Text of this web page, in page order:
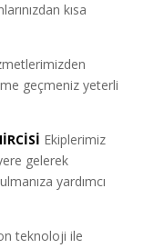
kısa
geçmeniz yeterli
Ekiplerimiz
gelerek
yardımcı
teknoloji ile